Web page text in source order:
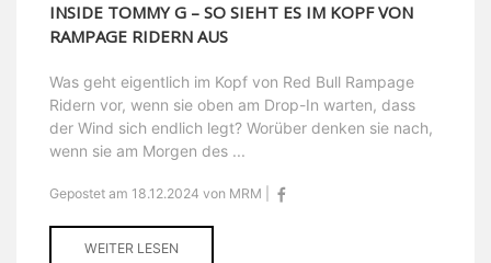
INSIDE TOMMY G – SO SIEHT ES IM KOPF VON
RAMPAGE RIDERN AUS
Was geht eigentlich im Kopf von Red Bull Rampage
Ridern vor, wenn sie oben am Drop-In warten, dass
der Wind sich endlich legt? Worüber denken sie nach,
wenn sie am Morgen des ...
Gepostet am 18.12.2024 von MRM |
WEITER LESEN